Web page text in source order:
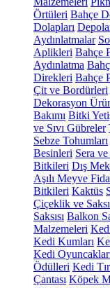
Örtüleri Bahçe
Dolapları
Aydınlatmalar
Aplikleri Bahçe
Aydınlatma
Direkleri Bahçe
Çit ve Bordürleri
Dekorasyon
Bakımı Bitki
ve Sıvı Gübreler
Sebze Tohumları
Besinleri Sera
Bitkileri Dış
Aşılı Meyve
Bitkileri Kaktüs
Çiçeklik ve
Saksısı Balkon
Malzemeleri
Kedi Kumları
Kedi
Ödülleri Kedi
Çantası Köpek